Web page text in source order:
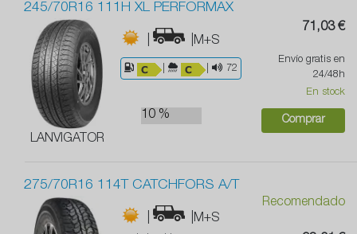
245/70R16 111H XL PERFORMAX
LANVIGATOR
| |M+S
72
10 %
71,03 €
Envío gratis en
24/48h
En stock
Comprar
275/70R16 114T CATCHFORS A/T
| |M+S
Recomendado